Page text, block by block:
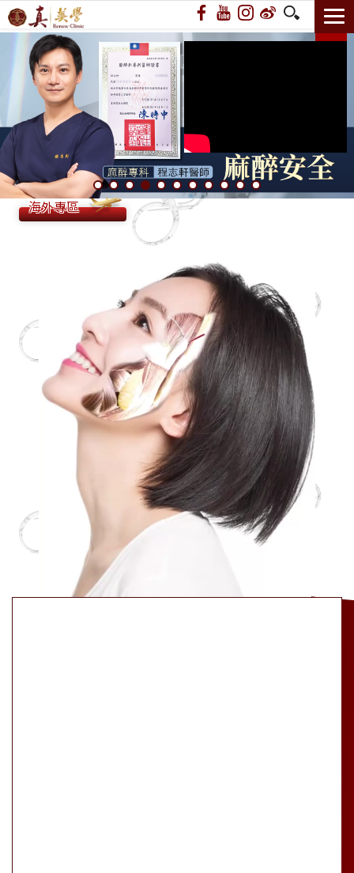
14週年 許你耀眼｜遇見‧青春嘉年華
海外專區